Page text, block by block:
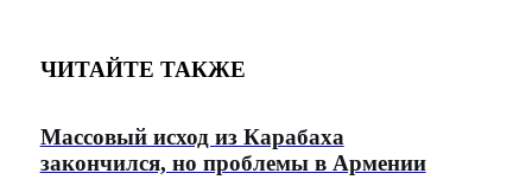
ЧИТАЙТЕ ТАКЖЕ
Массовый исход из Карабаха
закончился, но проблемы в Армении